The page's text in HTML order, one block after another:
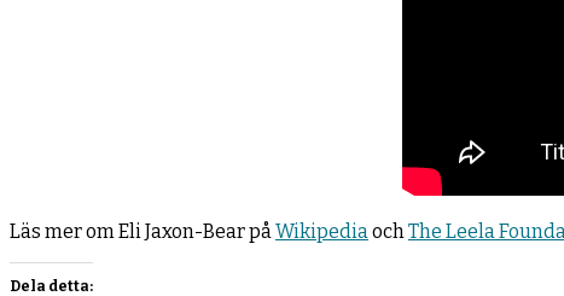
Läs mer om Eli Jaxon-Bear påWikipediaochThe Leela
Dela detta: